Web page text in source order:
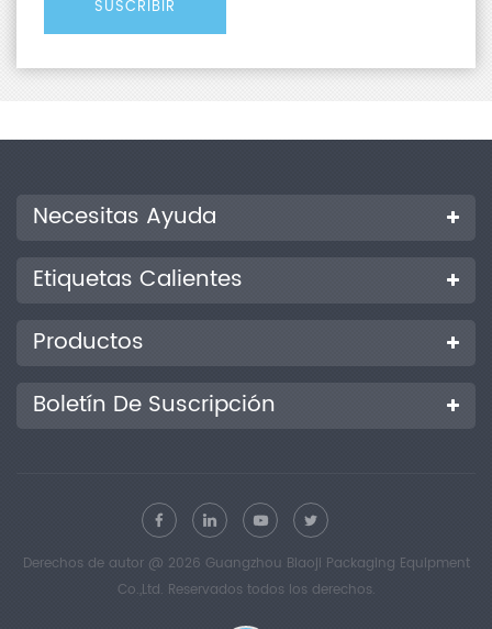
Necesitas Ayuda
Etiquetas Calientes
Productos
Boletín De Suscripción
Derechos de autor @ 2026 Guangzhou Biaoji Packaging Equipment
Co.,Ltd. Reservados todos los derechos.